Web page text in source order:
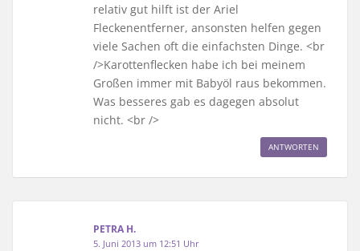
relativ gut hilft ist der Ariel
Fleckenentferner, ansonsten helfen gegen
viele Sachen oft die einfachsten Dinge. <br
/>Karottenflecken habe ich bei meinem
Großen immer mit Babyöl raus bekommen.
Was besseres gab es dagegen absolut
nicht. <br />
ANTWORTEN
PETRA H.
5. Juni 2013 um 12:51 Uhr